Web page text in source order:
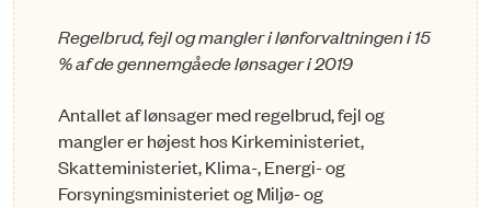
Regelbrud, fejl og mangler i lønforvaltningen i 15
% af de gennemgåede lønsager i 2019
Antallet af lønsager med regelbrud, fejl og
mangler er højest hos Kirkeministeriet,
Skatteministeriet, Klima-, Energi- og
Forsyningsministeriet og Miljø- og